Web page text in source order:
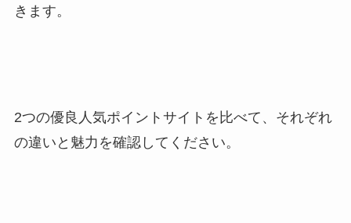
きます。
2つの優良人気ポイントサイトを比べて、それぞれ
の違いと魅力を確認してください。